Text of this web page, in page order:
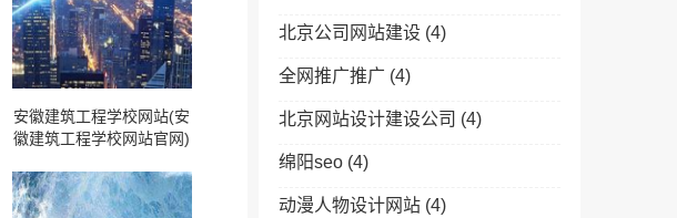
安徽建筑工程学校网站(安
徽建筑工程学校网站官网)
北京公司网站建设 (4)
全网推广推广 (4)
北京网站设计建设公司 (4)
绵阳seo (4)
动漫人物设计网站 (4)